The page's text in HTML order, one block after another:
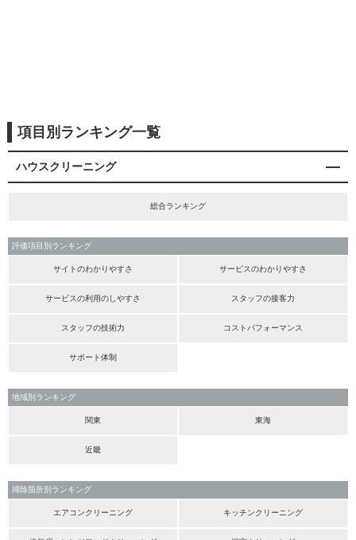
項目別ランキング一覧
ハウスクリーニング
総合ランキング
評価項目別ランキング
サイトのわかりやすさ サービスのわかりやすさ
サービスの利用のしやすさ スタッフの接客力
スタッフの技術力 コストパフォーマンス
サポート体制
地域別ランキング
関東 東海
近畿
掃除箇所別ランキング
エアコンクリーニング キッチンクリーニング